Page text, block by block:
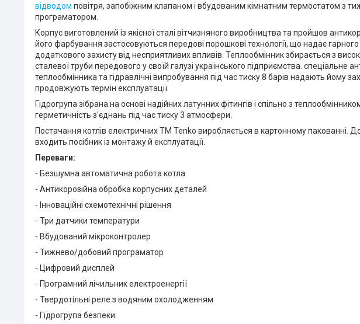
відводом повітря, запобіжним клапаном і вбудованим кімнатним термостатом з
програматором.
Корпус виготовлений із якісної сталі вітчизняного виробництва та пройшов
його фарбування застосовуються передові порошкові технології, що надає
додаткового захисту від несприятливих впливів. Теплообмінник збирається з
сталевої труби передового у своїй галузі українського підприємства. спеціальне
теплообмінника та гідравлічні випробування під час тиску 8 барів надають йому
продовжують термін експлуатації.
Гідрогрупа зібрана на основі надійних латунних фітингів і спільно з
герметичність з'єднань під час тиску 3 атмосфери.
Постачання котлів електричних ТМ Tenko виробляється в картонному пакованні.
входить посібник із монтажу й експлуатації.
Переваги:
- Безшумна автоматична робота котла
- Антикорозійна обробка корпусних деталей
- Інноваційні схемотехнічні рішення
- Три датчики температури
- Вбудований мікроконтролер
- Тижнево/добовий програматор
- Цифровий дисплей
- Програмний лічильник електроенергії
- Твердотільні реле з водяним охолодженням
- Гідрогрупа безпеки